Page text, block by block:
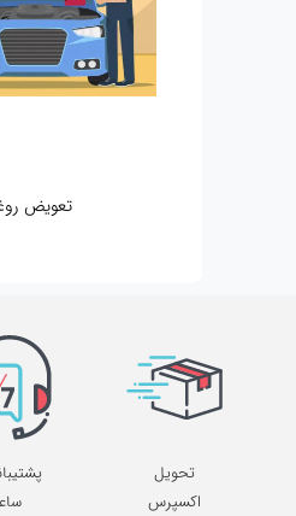
تعویض
تحویل
اکسپرس